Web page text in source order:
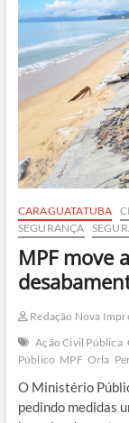
em
Sebastião
CARAGUATATUBA
SEGURANÇA
MPF move
Redação Nova
Ação Civil Pública
Público MPF Orla
O Ministério
pedindo medidas